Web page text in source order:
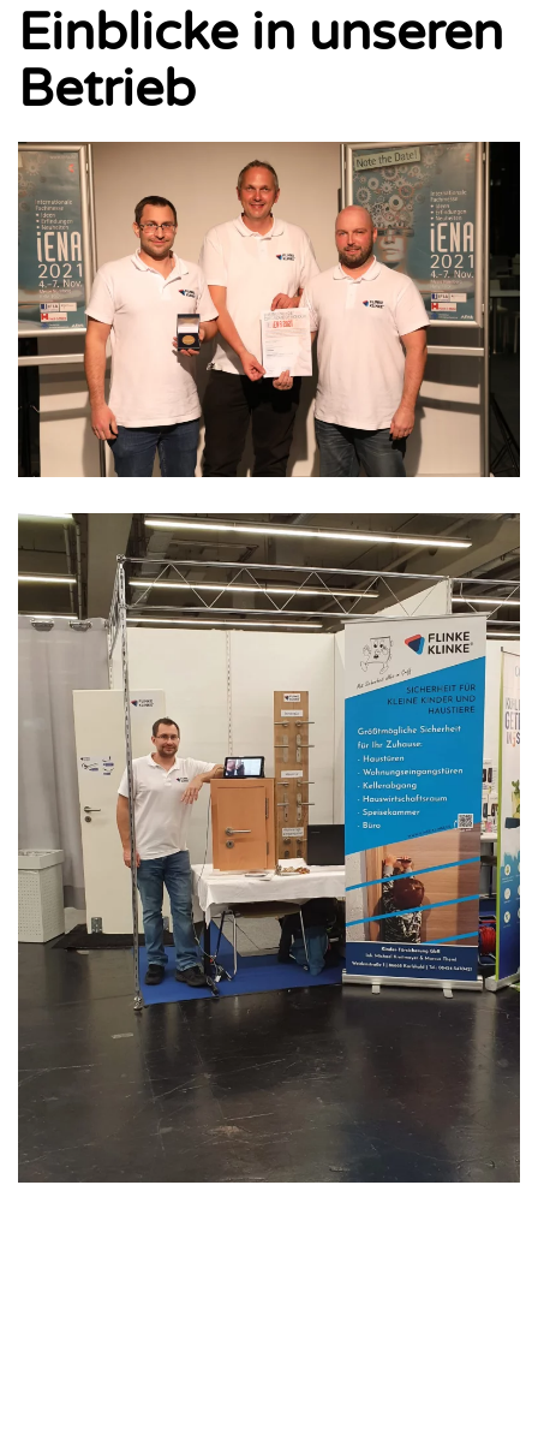
Einblicke in unseren
Betrieb